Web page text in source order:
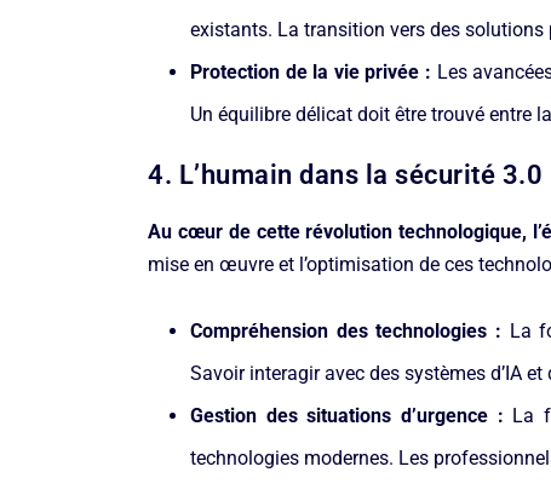
existants. La transition vers des
Protection de la vie privée : Les
Un équilibre délicat doit être trouvé entre
4. L’humain dans la sécurité 3.0
Au cœur de cette révolution technologique,
mise en œuvre et l’optimisation de ces
Compréhension des technologies : La
Savoir interagir avec des systèmes d’IA
Gestion des situations d’urgence : La
technologies modernes. Les